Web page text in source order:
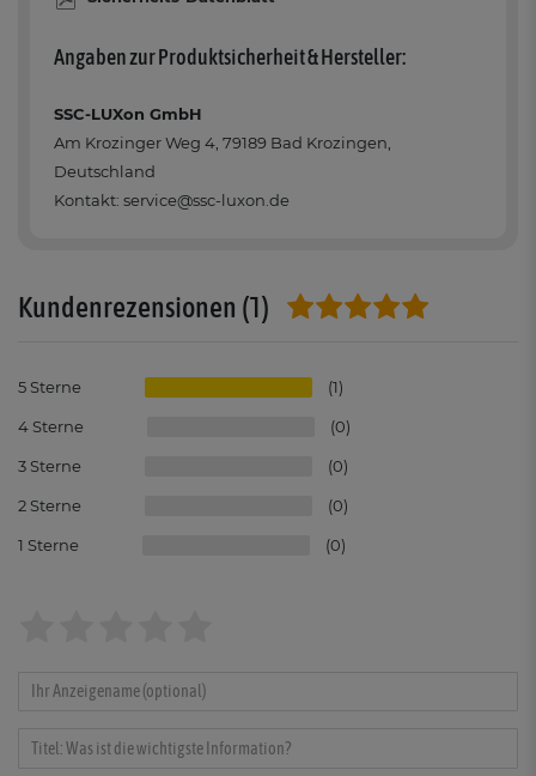
Angaben zur Produktsicherheit & Hersteller:
SSC-LUXon GmbH
Am Krozinger Weg 4, 79189 Bad Krozingen,
Deutschland
Kontakt: service@ssc-luxon.de
Kundenrezensionen (1)
5 1
4 0
3 0
2 0
1 0